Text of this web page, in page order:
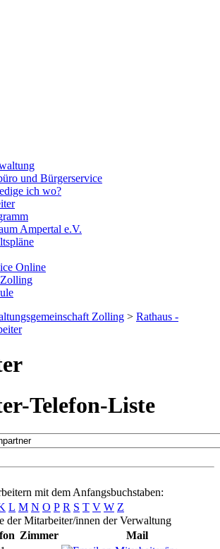
und Bürgerservice
ich wo?
Ampertal e.V.
Online
Zolling > Rathaus -
Telefon-Liste
mit dem Anfangsbuchstaben:
L M N O P R S T V W Z
der Mitarbeiter/innen der Verwaltung
Zimmer
Mail